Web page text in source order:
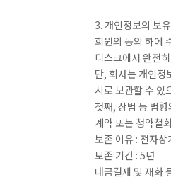
3. 개인정보의 보
회원의 동의 하에
디스크에서 완전
단, 회사는 개인정
시로 보관할 수 있
첫째, 상법 등 법
계약 또는 청약철
보존 이유 : 전자
보존 기간 : 5년
대금결제 및 재화